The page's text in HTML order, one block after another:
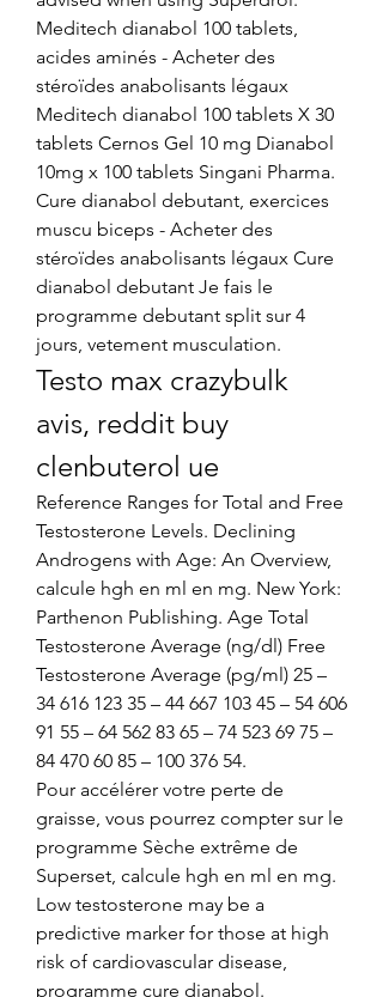
Meditech dianabol 100 tablets,
acides aminés - Acheter des
stéroïdes anabolisants légaux
Meditech dianabol 100 tablets X 30
tablets Cernos Gel 10 mg Dianabol
10mg x 100 tablets Singani Pharma.
Cure dianabol debutant, exercices
muscu biceps - Acheter des
stéroïdes anabolisants légaux Cure
dianabol debutant Je fais le
programme debutant split sur 4
jours, vetement musculation.
Testo max crazybulk
avis, reddit buy
clenbuterol ue
Reference Ranges for Total and Free
Testosterone Levels. Declining
Androgens with Age: An Overview,
calcule hgh en ml en mg. New York:
Parthenon Publishing. Age Total
Testosterone Average (ng/dl) Free
Testosterone Average (pg/ml) 25 –
34 616 123 35 – 44 667 103 45 – 54 606
91 55 – 64 562 83 65 – 74 523 69 75 –
84 470 60 85 – 100 376 54.
Pour accélérer votre perte de
graisse, vous pourrez compter sur le
programme Sèche extrême de
Superset, calcule hgh en ml en mg.
Low testosterone may be a
predictive marker for those at high
risk of cardiovascular disease,
programme cure dianabol.